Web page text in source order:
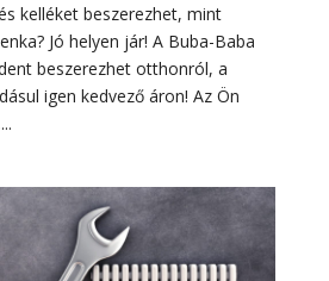
kelléket beszerezhet, mint
Jó helyen jár! A Buba-Baba
beszerezhet otthonról, a
igen kedvező áron! Az Ön